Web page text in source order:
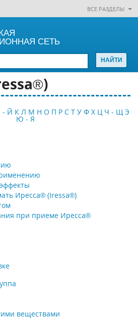
ВСЕ РАЗДЕЛЫ
СЕТЬ
- Й К Л М Н О П Р С Т У Ф Х Ц Ч - Щ Э
Ю - Я
Иресса® (Iressa®)
при приеме Иресса®
веществами